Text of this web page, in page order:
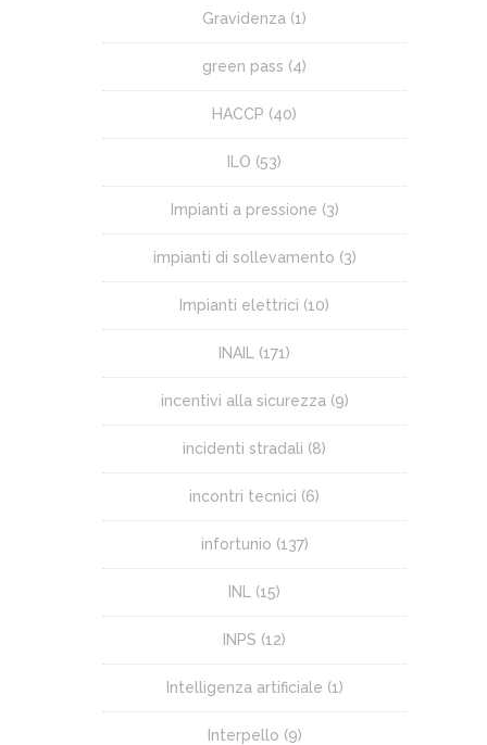
Gravidenza (1)
green pass (4)
HACCP (40)
ILO (53)
Impianti a pressione (3)
impianti di sollevamento (3)
Impianti elettrici (10)
INAIL (171)
incentivi alla sicurezza (9)
incidenti stradali (8)
incontri tecnici (6)
infortunio (137)
INL (15)
INPS (12)
Intelligenza artificiale (1)
Interpello (9)